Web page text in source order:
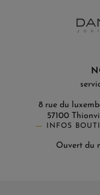
8 rue du
57100
INFOS
Ouvert du